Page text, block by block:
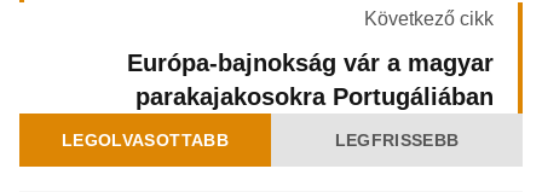
Következő cikk
Európa-bajnokság vár a magyar
parakajakosokra Portugáliában
LEGOLVASOTTABB LEGFRISSEBB